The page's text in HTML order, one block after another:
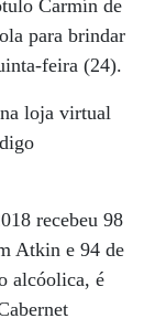
Carmín de
para brindar
feira (24).
loja virtual
recebeu 98
Atkin e 94 de
alcóolica, é